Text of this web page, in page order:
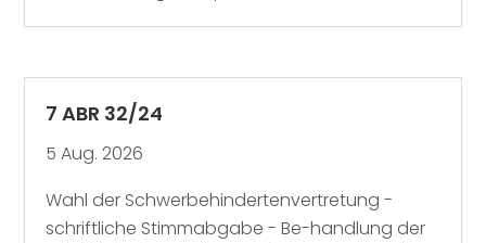
7 ABR 32/24
5 Aug. 2026
Wahl der Schwerbehindertenvertretung -
schriftliche Stimmabgabe - Be-handlung der